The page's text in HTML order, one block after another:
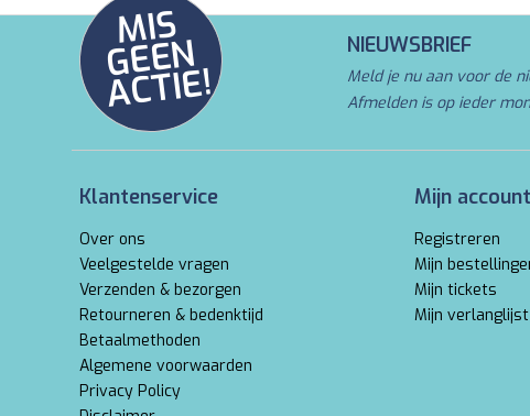
MI
S
G
E
E
N
A
C
TI
E!
NIEUWSBRIEF
Meld je nu aan voor de
Afmelden is op ieder
Klantenservice
Over ons
Veelgestelde vragen
Verzenden & bezorgen
Retourneren & bedenktijd
Betaalmethoden
Algemene voorwaarden
Privacy Policy
Mijn account
Registreren
Mijn
Mijn tickets
Mijn verlanglijst